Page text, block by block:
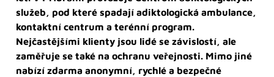
služeb, pod které spadají adiktologická ambulance,
kontaktní centrum a terénní program.
Nejčastějšími klienty jsou lidé se závislostí, ale
zaměřuje se také na ochranu veřejnosti. Mimo jiné
nabízí zdarma anonymní, rychlé a bezpečné